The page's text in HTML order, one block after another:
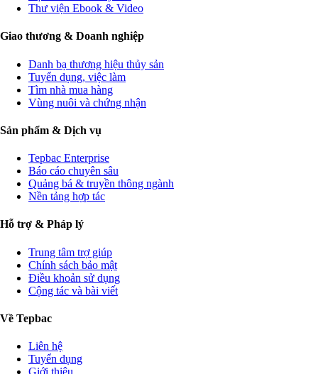
Thư viện Ebook & Video
Giao thương & Doanh nghiệp
Danh bạ thương hiệu thủy sản
Tuyển dụng, việc làm
Tìm nhà mua hàng
Vùng nuôi và chứng nhận
Sản phẩm & Dịch vụ
Tepbac Enterprise
Báo cáo chuyên sâu
Quảng bá & truyền thông ngành
Nền tảng hợp tác
Hỗ trợ & Pháp lý
Trung tâm trợ giúp
Chính sách bảo mật
Điều khoản sử dụng
Cộng tác và bài viết
Về Tepbac
Liên hệ
Tuyển dụng